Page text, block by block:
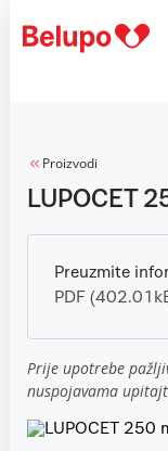
Proizvodi
LUPOCET
Preuzmite
PDF
Prije upotrebe
nuspojavama